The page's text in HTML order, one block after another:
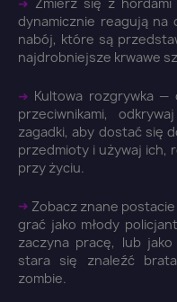
dynamicznie reagują na
nabój, które są
najdrobniejsze krwawe
➜ Kultowa rozgrywka
przeciwnikami,
zagadki, aby dostać się
przedmioty i używaj ich,
przy życiu.
➜ Zobacz znane
grać jako młody
zaczyna pracę, lub
stara się znaleźć
zombie.
Zaloguj się
You need to be
wish list.
Anuluj